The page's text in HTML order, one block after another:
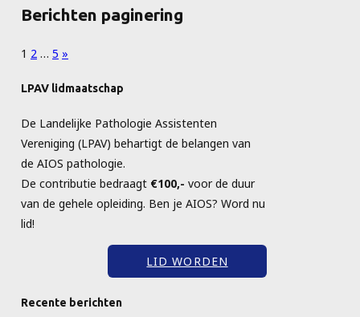
Berichten paginering
1 2 … 5 »
LPAV lidmaatschap
De Landelijke Pathologie Assistenten
Vereniging (LPAV) behartigt de belangen van
de AIOS pathologie.
De contributie bedraagt €100,- voor de duur
van de gehele opleiding. Ben je AIOS? Word nu
lid!
LID WORDEN
Recente berichten